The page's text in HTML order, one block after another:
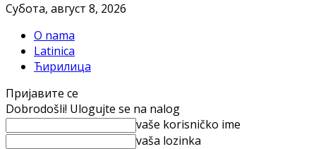
Субота, август 8, 2026
O nama
Latinica
Ћирилица
Пријавите се
Dobrodošli! Ulogujte se na nalog
vaše korisničko ime
vaša lozinka